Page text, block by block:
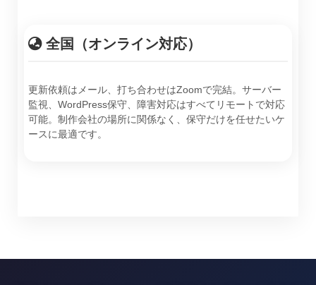
全国（オンライン対応）
更新依頼はメール、打ち合わせはZoomで完結。サーバー
監視、WordPress保守、障害対応はすべてリモートで対応
可能。制作会社の場所に関係なく、保守だけを任せたいケ
ースに最適です。